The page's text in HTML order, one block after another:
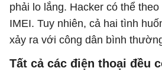
phải lo lắng. Hacker có thể
IMEI. Tuy nhiên, cả hai tình
xảy ra với công dân bình
Tất cả các điện thoại đều